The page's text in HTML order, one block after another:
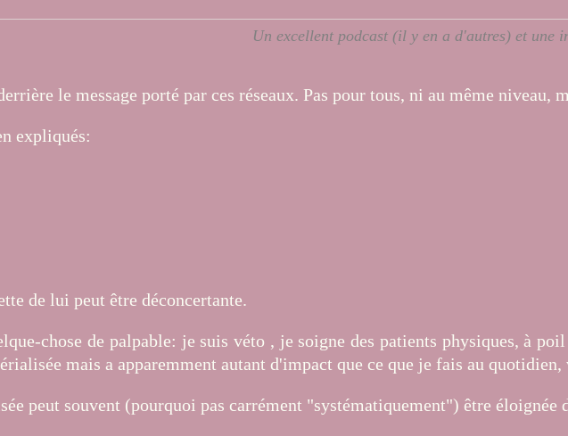
Un excellent podcast (il y en a d'autres) et une
le message porté par ces réseaux. Pas pour tous, ni au même
expliqués:
de lui peut être déconcertante.
chose de palpable: je suis véto , je soigne des patients physiques, à
mais a apparemment autant d'impact que ce que je fais au quotidien,
peut souvent (pourquoi pas carrément "systématiquement") être éloignée